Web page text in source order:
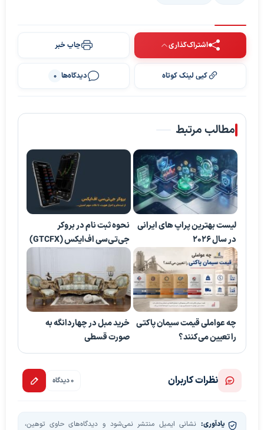
اشتراک‌گذاری چاپ خبر
کپی لینک کوتاه دیدگاه‌ها 0
مطالب مرتبط
لیست بهترین پراپ های ایرانی
در سال 2026
نحوه ثبت نام در بروکر
جی‌تی‌سی اف‌ایکس (GTCFX)
چه عواملی قیمت سیمان پاکتی
را تعیین می‌کنند؟
خرید مبل در چهاردانگه به
صورت قسطی
نظرات کاربران 0 دیدگاه
یادآوری: نشانی ایمیل منتشر نمی‌شود و دیدگاه‌های حاوی توهین،